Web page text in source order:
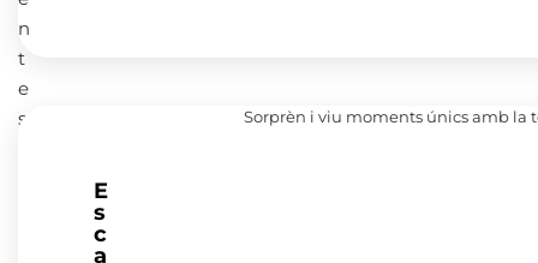
E
s
c
a
Sorprèn i viu moments únics amb la